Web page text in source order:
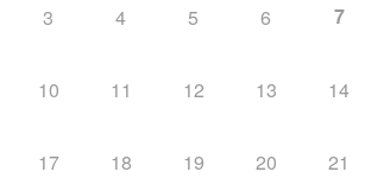
3 4 5 6 7
10 11 12 13 14
17 18 19 20 21